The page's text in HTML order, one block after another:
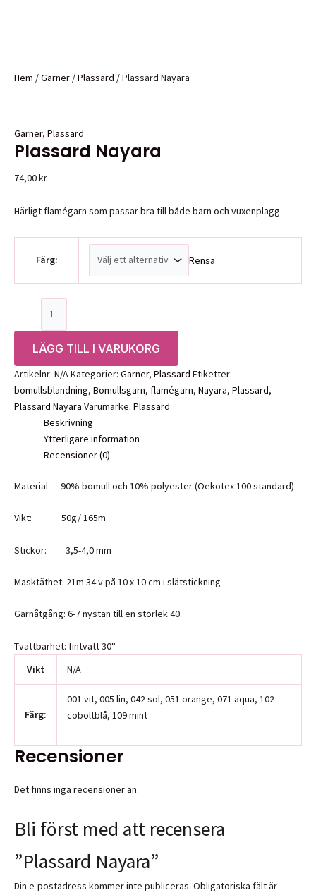
Hem /Garner /Plassard / Plassard Nayara
Garner, Plassard
Plassard Nayara
74,00kr
Härligt flamégarn som passar bra till både barn och vuxenplagg.
Färg: Rensa
LÄGG TILL I VARUKORG
Artikelnr: N/AKategorier: Garner, Plassard Etiketter:
bomullsblandning, Bomullsgarn, flamégarn, Nayara, Plassard,
Plassard Nayara Varumärke: Plassard
Beskrivning
Ytterligare information
Recensioner (0)
Material: 90% bomull och 10% polyester (Oekotex 100 standard)
Vikt: 50g/ 165m
Stickor: 3,5-4,0 mm
Masktäthet: 21m 34 v på 10 x 10 cm i slätstickning
Garnåtgång: 6-7 nystan till en storlek 40.
Tvättbarhet: fintvätt 30°
Vikt
N/A
Färg:
001 vit, 005 lin, 042 sol, 051 orange, 071 aqua, 102
coboltblå, 109 mint
Recensioner
Det finns inga recensioner än.
Bli först med att recensera
”Plassard Nayara”
Din e-postadress kommer inte publiceras. Obligatoriska fält är